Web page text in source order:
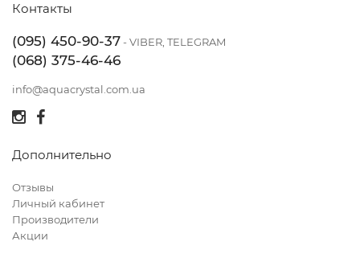
Контакты
(095) 450-90-37- VIBER, TELEGRAM
(068) 375-46-46
info@aquacrystal.com.ua
Дополнительно
Отзывы
Личный кабинет
Производители
Акции